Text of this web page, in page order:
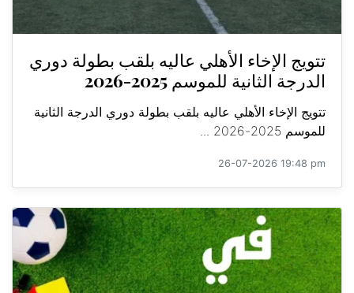
تتويج الإخاء الأهلي عاليه بلقب بطولة دوري
الدرجة الثانية للموسم 2025-2026
تتويج الإخاء الأهلي عاليه بلقب بطولة دوري الدرجة الثانية
للموسم 2025-2026 ...
26-07-2026 19:48 pm